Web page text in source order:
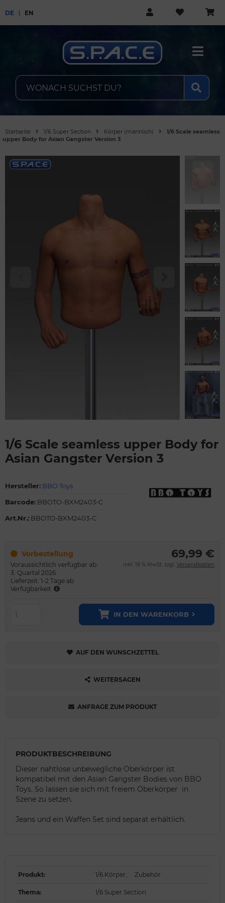
DE EN
Startseite 1/6 Super Section Körper (männlich)
1/6 Scale seamless
upper Body for Asian Gangster Version 3
1/6 Scale seamless upper Body for
Asian Gangster Version 3
Hersteller: BBO Toys
Barcode: BBOTO-BXM2403-C
Art.Nr.: BBOTO-BXM2403-C
Vorbestellung
Voraussichtlich verfügbar ab:
3. Quartal 2026
Lieferzeit: 1-2 Tage ab
Verfügbarkeit
69,99 €
inkl. 19 % MwSt. zzgl. Versandkosten
IN DEN WARENKORB
AUF DEN WUNSCHZETTEL
WEITERSAGEN
ANFRAGE ZUM PRODUKT
PRODUKTBESCHREIBUNG
Dieser nahtlose unbewegliche Oberkörper ist
kompatibel mit den Asian Gangster Bodies von BBO
Toys. So lassen sie sich mit freiem Oberkörper in
Szene zu setzen.
Jeans und ein Waffen Set sind separat erhältlich.
Produkt: 1/6 Körper Zubehör
Thema: 1/6 Super Section